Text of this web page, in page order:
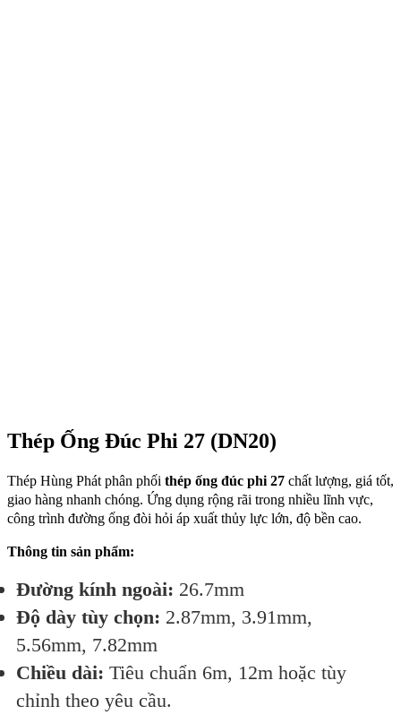
Thép Ống Đúc Phi 27 (DN20)
Thép Hùng Phát phân phối thép ống đúc phi 27 chất lượng, giá tốt,
giao hàng nhanh chóng. Ứng dụng rộng rãi trong nhiều lĩnh vực,
công trình đường ống đòi hỏi áp xuất thủy lực lớn, độ bền cao.
Thông tin sản phẩm:
Đường kính ngoài: 26.7mm
Độ dày tùy chọn: 2.87mm, 3.91mm,
5.56mm, 7.82mm
Chiều dài: Tiêu chuẩn 6m, 12m hoặc tùy
chỉnh theo yêu cầu.